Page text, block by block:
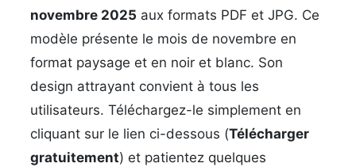
novembre 2025 aux formats PDF et JPG. Ce
modèle présente le mois de novembre en
format paysage et en noir et blanc. Son
design attrayant convient à tous les
utilisateurs. Téléchargez-le simplement en
cliquant sur le lien ci-dessous (Télécharger
gratuitement) et patientez quelques